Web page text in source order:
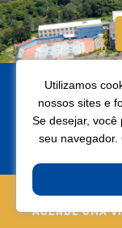
AGENDE UMA
Av.
Utilizamos
nossos sites e
Se desejar, você
seu navegador.